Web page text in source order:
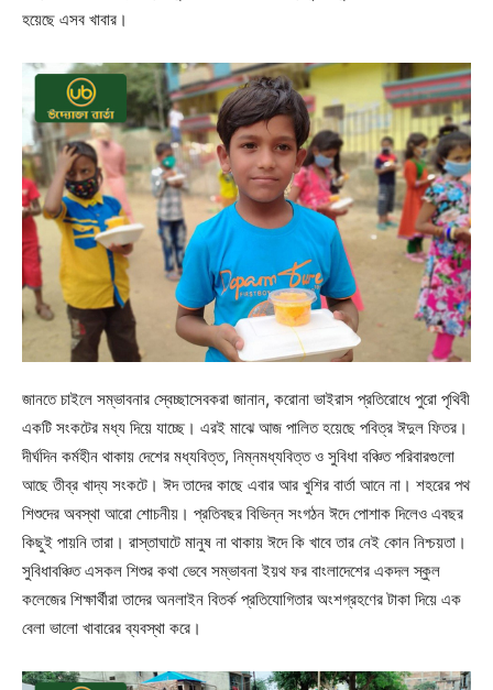
হয়েছে এসব খাবার।
জানতে চাইলে সম্ভাবনার স্বেচ্ছাসেবকরা জানান, করোনা ভাইরাস প্রতিরোধে পুরো পৃথিবী
একটি সংকটের মধ্য দিয়ে যাচ্ছে। এরই মাঝে আজ পালিত হয়েছে পবিত্র ঈদুল ফিতর।
দীর্ঘদিন কর্মহীন থাকায় দেশের মধ্যবিত্ত, নিম্নমধ্যবিত্ত ও সুবিধা বঞ্চিত পরিবারগুলো
আছে তীব্র খাদ্য সংকটে। ঈদ তাদের কাছে এবার আর খুশির বার্তা আনে না। শহরের পথ
শিশুদের অবস্থা আরো শোচনীয়। প্রতিবছর বিভিন্ন সংগঠন ঈদে পোশাক দিলেও এবছর
কিছুই পায়নি তারা। রাস্তাঘাটে মানুষ না থাকায় ঈদে কি খাবে তার নেই কোন নিশ্চয়তা।
সুবিধাবঞ্চিত এসকল শিশুর কথা ভেবে সম্ভাবনা ইয়থ ফর বাংলাদেশের একদল স্কুল
কলেজের শিক্ষার্থীরা তাদের অনলাইন বিতর্ক প্রতিযোগিতার অংশগ্রহণের টাকা দিয়ে এক
বেলা ভালো খাবারের ব্যবস্থা করে।